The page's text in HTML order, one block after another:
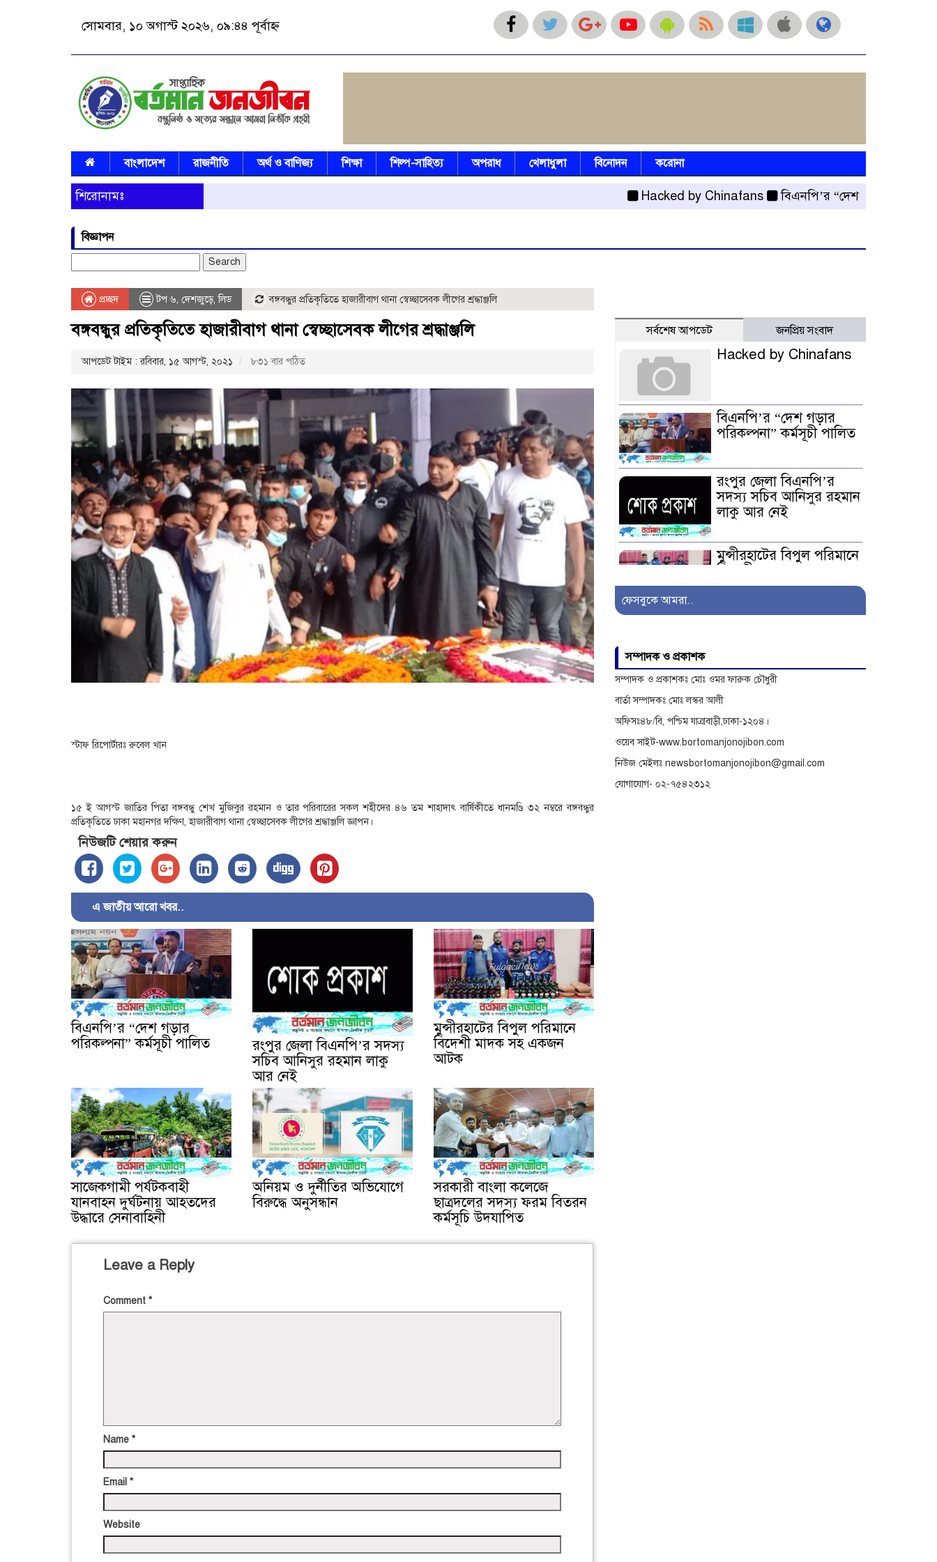
সোমবার, ১০ অগাস্ট ২০২৬, ০৯:৪৪ পূর্বাহ্ন
বাংলাদেশ রাজনীতি অর্থ ও বাণিজ্য শিক্ষা শিল্প-সাহিত্য অপরাধ খেলাধুলা বিনোদন করোনা
শিরোনামঃ Hacked by Chinafans বিএনপি’র “দেশ গড়ার পরিকল্পনা”
বিজ্ঞাপন
for:
প্রচ্ছদ টপ ৬, দেশজুড়ে,লিড বঙ্গবন্ধুর প্রতিকৃতিতে হাজারীবাগ থানা স্বেচ্ছাসেবক লীগের শ্রদ্ধাঞ্জলি
বঙ্গবন্ধুর প্রতিকৃতিতে হাজারীবাগ থানা স্বেচ্ছাসেবক লীগের শ্রদ্ধাঞ্জলি
আপডেট টাইম : রবিবার, ১৫ আগস্ট, ২০২১ ৮৩১ বার পঠিত
স্টাফ রিপোর্টারঃ রুবেল খান
১৫ ই আগস্ট জাতির পিতা বঙ্গবন্ধু শেখ মুজিবুর রহমান ও তার পরিবারের সকল শহীদের ৪৬ তম শাহাদাৎ বার্ষিকীতে ধানমণ্ডি ৩২ নম্বরে বঙ্গবন্ধুর
প্রতিকৃতিতে ঢাকা মহানগর দক্ষিণ, হাজারীবাগ থানা স্বেচ্ছাসেবক লীগের শ্রদ্ধাঞ্জলি জ্ঞাপন।
নিউজটি শেয়ার করুন
এ জাতীয় আরো খবর..
বিএনপি’র “দেশ গড়ার
পরিকল্পনা” কর্মসূচী পালিত
রংপুর জেলা বিএনপি’র সদস্য
সচিব আনিসুর রহমান লাকু
আর নেই
মুন্সীরহাটের বিপুল পরিমানে
বিদেশী মাদক সহ একজন
আটক
সাজেকগামী পর্যটকবাহী
যানবাহন দুর্ঘটনায় আহতদের
উদ্ধারে সেনাবাহিনী
অনিয়ম ও দুর্নীতির অভিযোগে
বিরুদ্ধে অনুসন্ধান
সরকারী বাংলা কলেজে
ছাত্রদলের সদস্য ফরম বিতরন
কর্মসূচি উদযাপিত
Leave a Reply
Comment *
Name *
Email *
Website
সর্বশেষ আপডেট জনপ্রিয় সংবাদ
Hacked by Chinafans
বিএনপি’র “দেশ গড়ার
পরিকল্পনা” কর্মসূচী পালিত
রংপুর জেলা বিএনপি’র
সদস্য সচিব আনিসুর রহমান
লাকু আর নেই
মুন্সীরহাটের বিপুল পরিমানে
বিদেশী মাদক সহ একজন
আটক
সাজেকগামী পর্যটকবাহী
ফেসবুকে আমরা..
সম্পাদক ও প্রকাশক
সম্পাদক ও প্রকাশকঃ মোঃ ওমর ফারুক চৌধুরী
বার্তা সম্পাদকঃ মোঃ লস্কর আলী
অফিসঃ৪৮/বি, পশ্চিম যাত্রাবাড়ী,ঢাকা-১২০৪।
ওয়েব সাইট-www.bortomanjonojibon.com
নিউজ মেইলঃ newsbortomanjonojibon@gmail.com
যোগাযোগ- ০২-৭৫৪২৩১২